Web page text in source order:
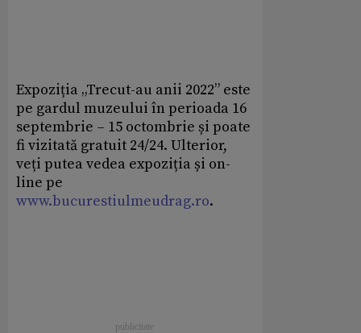
Expoziția „Trecut-au anii 2022” este
pe gardul muzeului în perioada 16
septembrie – 15 octombrie și poate
fi vizitată gratuit 24/24. Ulterior,
veți putea vedea expoziția și on-
line pe
www.bucurestiulmeudrag.ro.